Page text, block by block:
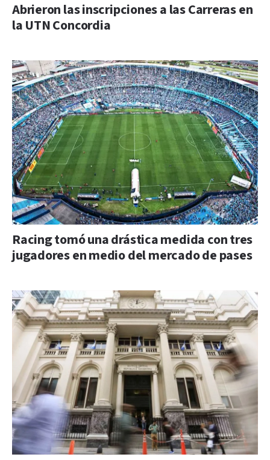
Abrieron las inscripciones a las Carreras en
la UTN Concordia
Racing tomó una drástica medida con tres
jugadores en medio del mercado de pases